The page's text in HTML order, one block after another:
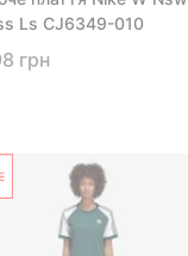
Ls CJ6349-010
грн